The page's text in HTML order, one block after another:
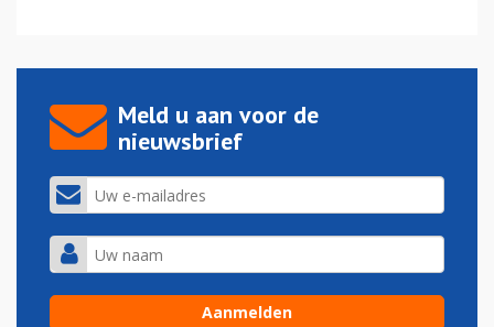
Meld u aan voor de
nieuwsbrief